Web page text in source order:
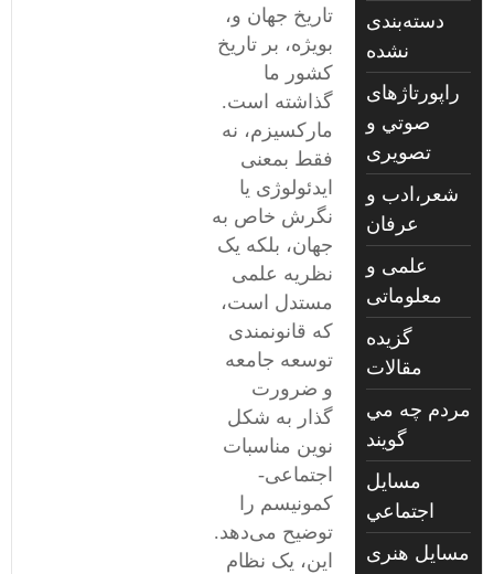
تاریخ جهان و،
بویژه، بر تاریخ
کشور ما
گذاشته است.
مارکسیزم، نه
فقط بمعنی
ایدئولوژی یا
نگرش خاص به
جهان، بلکه یک
نظریه علمی
مستدل است،
که قانونمندی
توسعه جامعه
و ضرورت
گذار به شکل
نوین مناسبات
اجتماعی-
کمونیسم را
توضیح می‌دهد.
این، یک نظام
دسته‌بندی
نشده
راپورتاژهای
صوتي و
تصويری
شعر،ادب و
عرفان
علمی و
معلوماتی
گزیده
مقالات
مردم چه مي
گويند
مسايل
اجتماعي
مسايل هنری